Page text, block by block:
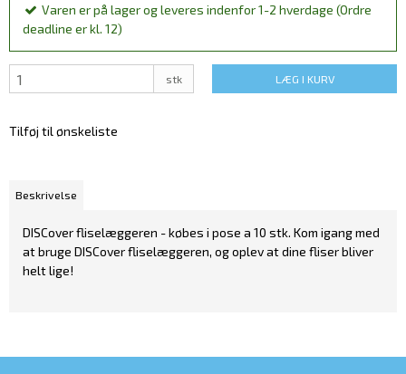
Varen er på lager og leveres indenfor 1-2 hverdage (Ordre
deadline er kl. 12)
stk LÆG I KURV
Tilføj til ønskeliste
Beskrivelse
DISCover fliselæggeren - købes i pose a 10 stk. Kom igang med
at bruge DISCover fliselæggeren, og oplev at dine fliser bliver
helt lige!